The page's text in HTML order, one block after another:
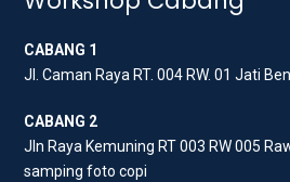
r
o
k
a
CABANG 1
Jl. Caman Raya RT. 004 RW. 01 Jati
CABANG 2
Jln Raya Kemuning RT 003 RW 005
samping foto copi